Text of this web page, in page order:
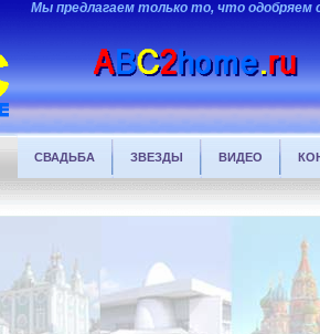
Мы предлагаем только то, что одобряем
СВАДЬБА ЗВЕЗДЫ ВИДЕО